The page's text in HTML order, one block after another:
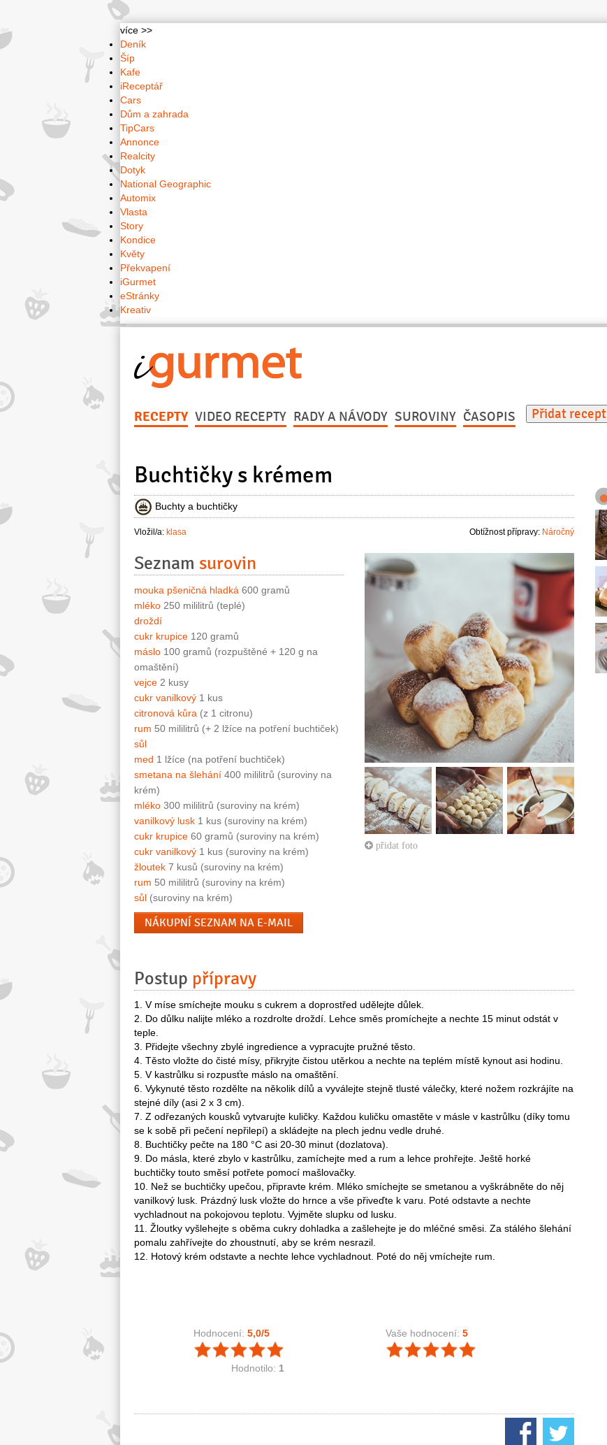
více >>
Deník
Šíp
Kafe
iReceptář
Cars
Dům a zahrada
TipCars
Annonce
Realcity
Dotyk
National Geographic
Automix
Vlasta
Story
Kondice
Květy
Překvapení
iGurmet
eStránky
Kreativ
RECEPTY VIDEO RECEPTY RADY A NÁVODY SUROVINY ČASOPIS Přidat recept
Buchtičky s krémem
Buchty a buchtičky
Vložil/a: klasa Obtížnost přípravy: Náročný
přidat foto
Seznam surovin
mouka pšeničná hladká 600 gramů
mléko 250 mililitrů (teplé)
droždí
cukr krupice 120 gramů
máslo 100 gramů (rozpuštěné + 120 g na
omaštění)
vejce 2 kusy
cukr vanilkový 1 kus
citronová kůra (z 1 citronu)
rum 50 mililitrů (+ 2 lžíce na potření buchtiček)
sůl
med 1 lžíce (na potření buchtiček)
smetana na šlehání 400 mililitrů (suroviny na
krém)
mléko 300 mililitrů (suroviny na krém)
vanilkový lusk 1 kus (suroviny na krém)
cukr krupice 60 gramů (suroviny na krém)
cukr vanilkový 1 kus (suroviny na krém)
žloutek 7 kusů (suroviny na krém)
rum 50 mililitrů (suroviny na krém)
sůl (suroviny na krém)
NÁKUPNÍ SEZNAM NA E-MAIL
Postup přípravy
1. V míse smíchejte mouku s cukrem a doprostřed udělejte důlek.
2. Do důlku nalijte mléko a rozdrolte droždí. Lehce směs promíchejte a nechte 15 minut odstát v
teple.
3. Přidejte všechny zbylé ingredience a vypracujte pružné těsto.
4. Těsto vložte do čisté mísy, přikryjte čistou utěrkou a nechte na teplém místě kynout asi hodinu.
5. V kastrůlku si rozpusťte máslo na omaštění.
6. Vykynuté těsto rozdělte na několik dílů a vyválejte stejně tlusté válečky, které nožem rozkrájíte na
stejné díly (asi 2 x 3 cm).
7. Z odřezaných kousků vytvarujte kuličky. Každou kuličku omastěte v másle v kastrůlku (díky tomu
se k sobě při pečení nepřilepí) a skládejte na plech jednu vedle druhé.
8. Buchtičky pečte na 180 °C asi 20-30 minut (dozlatova).
9. Do másla, které zbylo v kastrůlku, zamíchejte med a rum a lehce prohřejte. Ještě horké
buchtičky touto směsí potřete pomocí mašlovačky.
10. Než se buchtičky upečou, připravte krém. Mléko smíchejte se smetanou a vyškrábněte do něj
vanilkový lusk. Prázdný lusk vložte do hrnce a vše přiveďte k varu. Poté odstavte a nechte
vychladnout na pokojovou teplotu. Vyjměte slupku od lusku.
11. Žloutky vyšlehejte s oběma cukry dohladka a zašlehejte je do mléčné směsi. Za stálého šlehání
pomalu zahřívejte do zhoustnutí, aby se krém nesrazil.
12. Hotový krém odstavte a nechte lehce vychladnout. Poté do něj vmíchejte rum.
Hodnocení: 5,0/5
Hodnotilo: 1
Vaše hodnocení: 5